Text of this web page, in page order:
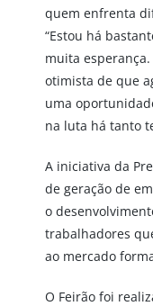
quem enfrenta
“Estou há
muita
otimista de que
uma
na luta há tanto
A iniciativa da
de geração de
o
trabalhadores
ao mercado
O Feirão foi